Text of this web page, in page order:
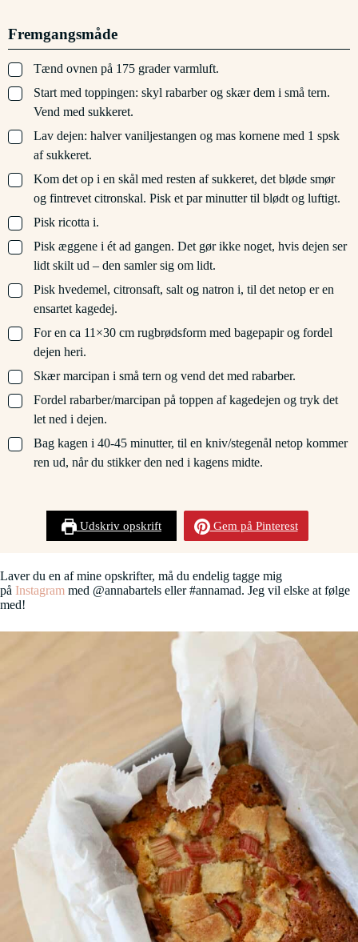
Fremgangsmåde
▢
Tænd ovnen på 175 grader varmluft.
▢
Start med toppingen: skyl rabarber og skær dem i små tern.
Vend med sukkeret.
▢
Lav dejen: halver vaniljestangen og mas kornene med 1 spsk
af sukkeret.
▢
Kom det op i en skål med resten af sukkeret, det bløde smør
og fintrevet citronskal. Pisk et par minutter til blødt og luftigt.
▢
Pisk ricotta i.
▢
Pisk æggene i ét ad gangen. Det gør ikke noget, hvis dejen ser
lidt skilt ud – den samler sig om lidt.
▢
Pisk hvedemel, citronsaft, salt og natron i, til det netop er en
ensartet kagedej.
▢
For en ca 11×30 cm rugbrødsform med bagepapir og fordel
dejen heri.
▢
Skær marcipan i små tern og vend det med rabarber.
▢
Fordel rabarber/marcipan på toppen af kagedejen og tryk det
let ned i dejen.
▢
Bag kagen i 40-45 minutter, til en kniv/stegenål netop kommer
ren ud, når du stikker den ned i kagens midte.
Udskriv opskrift Gem på Pinterest
Laver du en af mine opskrifter, må du endelig tagge mig
på Instagram med @annabartels eller #annamad. Jeg vil elske at følge
med!